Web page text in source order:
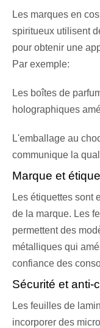
Les marques en
spiritueux utilisent
pour obtenir une
Par exemple:
Les boîtes de
holographiques
L'emballage au
communique la
Marque et
Les étiquettes sont
de la marque. Les
permettent des
métalliques qui
confiance des
Sécurité et anti-
Les feuilles de
incorporer des